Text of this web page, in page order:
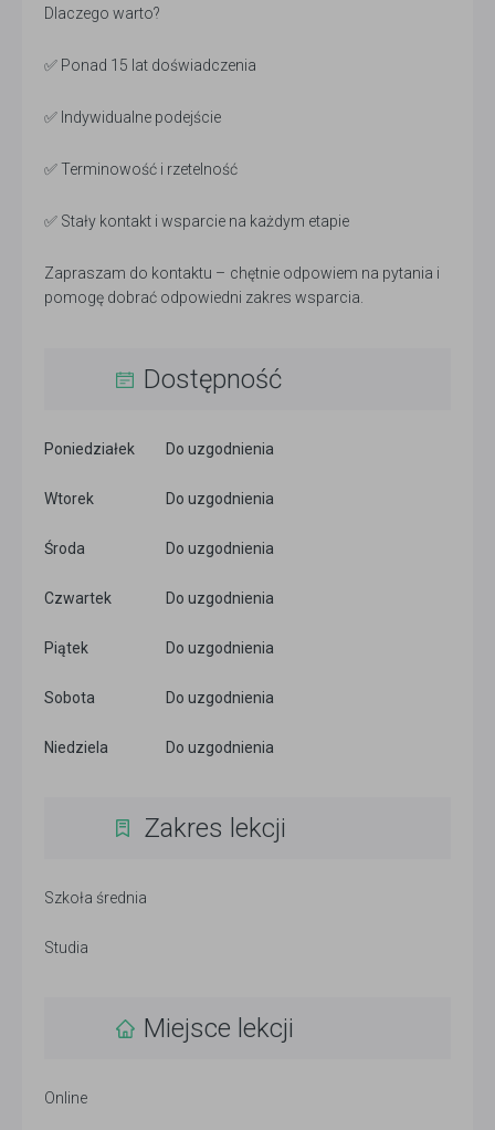
Dlaczego warto?
✅ Ponad 15 lat doświadczenia
✅ Indywidualne podejście
✅ Terminowość i rzetelność
✅ Stały kontakt i wsparcie na każdym etapie
Zapraszam do kontaktu – chętnie odpowiem na pytania i
pomogę dobrać odpowiedni zakres wsparcia.
Dostępność
Poniedziałek Do uzgodnienia
Wtorek Do uzgodnienia
Środa Do uzgodnienia
Czwartek Do uzgodnienia
Piątek Do uzgodnienia
Sobota Do uzgodnienia
Niedziela Do uzgodnienia
Zakres lekcji
Szkoła średnia
Studia
Miejsce lekcji
Online